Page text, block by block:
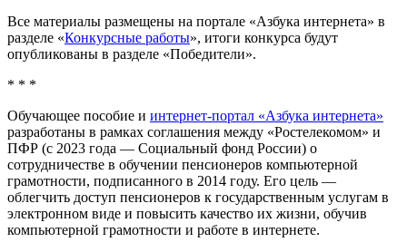
Все материалы размещены на портале «Азбука интернета» в
разделе «Конкурсные работы», итоги конкурса будут
опубликованы в разделе «Победители».
* * *
Обучающее пособие и интернет-портал «Азбука интернета»
разработаны в рамках соглашения между «Ростелекомом» и
ПФР (с 2023 года — Социальный фонд России) о
сотрудничестве в обучении пенсионеров компьютерной
грамотности, подписанного в 2014 году. Его цель —
облегчить доступ пенсионеров к государственным услугам в
электронном виде и повысить качество их жизни, обучив
компьютерной грамотности и работе в интернете.